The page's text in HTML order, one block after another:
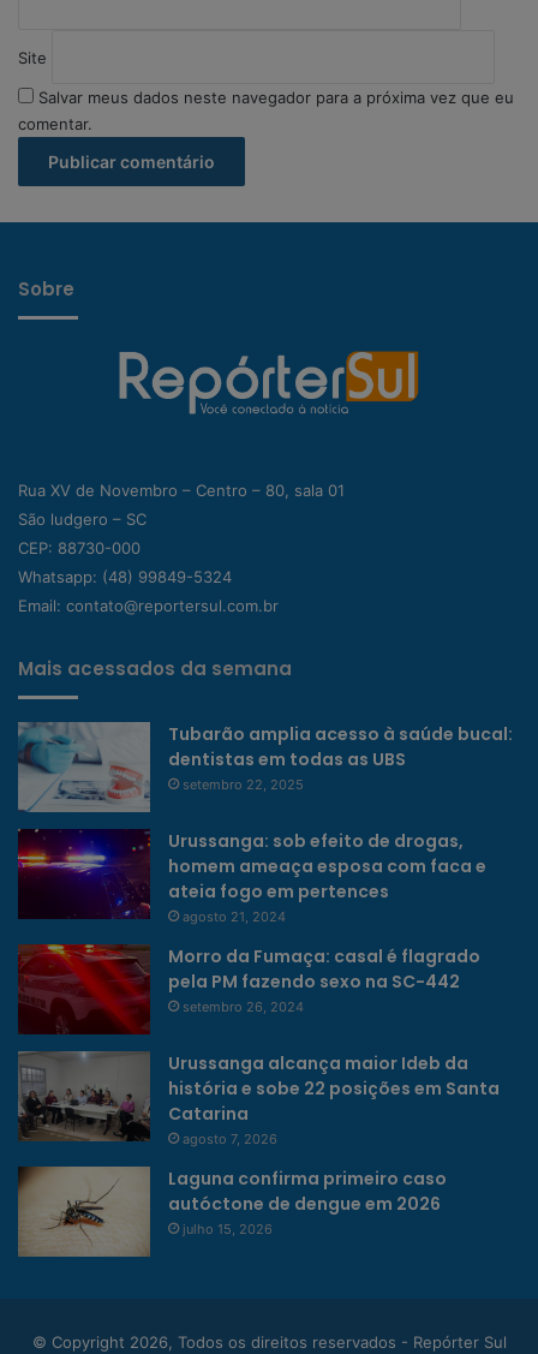
Site
Salvar meus dados neste navegador para a próxima vez que eu
comentar.
Sobre
Rua XV de Novembro – Centro – 80, sala 01
São ludgero – SC
CEP: 88730-000
Whatsapp: (48) 99849-5324
Email: contato@reportersul.com.br
Mais acessados da semana
Tubarão amplia acesso à saúde bucal:
dentistas em todas as UBS
setembro 22, 2025
Urussanga: sob efeito de drogas,
homem ameaça esposa com faca e
ateia fogo em pertences
agosto 21, 2024
Morro da Fumaça: casal é flagrado
pela PM fazendo sexo na SC-442
setembro 26, 2024
Urussanga alcança maior Ideb da
história e sobe 22 posições em Santa
Catarina
agosto 7, 2026
Laguna confirma primeiro caso
autóctone de dengue em 2026
julho 15, 2026
© Copyright 2026, Todos os direitos reservados - Repórter Sul